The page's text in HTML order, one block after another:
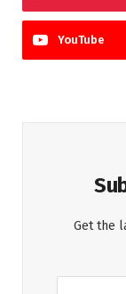
YouTube
Get the